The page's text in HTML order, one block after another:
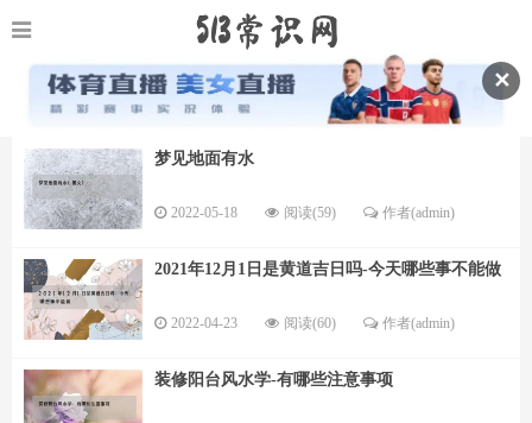
✕
梦见地面有水
2022-05-18 阅读(59) 作者(admin)
2021年12月1日是黄道吉日吗-今天哪些事不能做
2022-04-23 阅读(60) 作者(admin)
装修阳台风水学-有哪些注意事项